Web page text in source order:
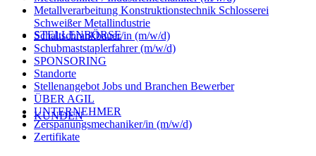
STELLENBÖRSE
KUNDEN
Metallverarbeitung Konstruktionstechnik Schlosserei
Schweißer Metallindustrie
Schaltschrankbauer/in (m/w/d)
Schubmaststaplerfahrer (m/w/d)
SPONSORING
Standorte
Stellenangebot Jobs und Branchen Bewerber
ÜBER AGIL
UNTERNEHMER
Zerspanungsmechaniker/in (m/w/d)
Zertifikate